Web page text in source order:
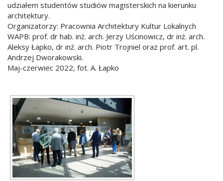
udziałem studentów studiów magisterskich na kierunku
architektury.
Organizatorzy: Pracownia Architektury Kultur Lokalnych
WAPB: prof. dr hab. inż. arch. Jerzy Uścinowicz, dr inż. arch.
Aleksy Łapko, dr inż. arch. Piotr Trojniel oraz prof. art. pl.
Andrzej Dworakowski.
Maj-czerwiec 2022, fot. A. Łapko